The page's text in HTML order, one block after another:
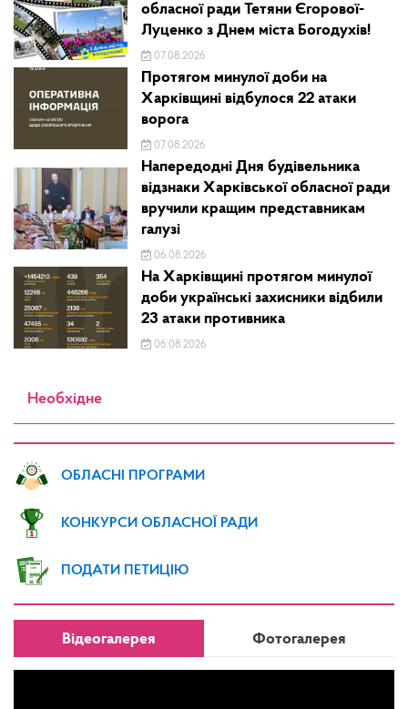
обласної ради Тетяни Єгорової-
Луценко з Днем міста Богодухів!
07.08.2026
Протягом минулої доби на
Харківщині відбулося 22 атаки
ворога
07.08.2026
Напередодні Дня будівельника
відзнаки Харківської обласної ради
вручили кращим представникам
галузі
06.08.2026
На Харківщині протягом минулої
доби українські захисники відбили
23 атаки противника
06.08.2026
Необхідне
ОБЛАСНІ ПРОГРАМИ
КОНКУРСИ ОБЛАСНОЇ РАДИ
ПОДАТИ ПЕТИЦІЮ
Відеогалерея Фотогалерея